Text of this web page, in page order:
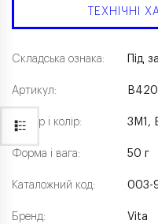
ТЕХНІЧНІ
Складська ознака:
Артикул:
Розмір і колір:
Форма і вага:
Каталожний код:
Бренд:
Під
3M1,
50 г
003-
Vita